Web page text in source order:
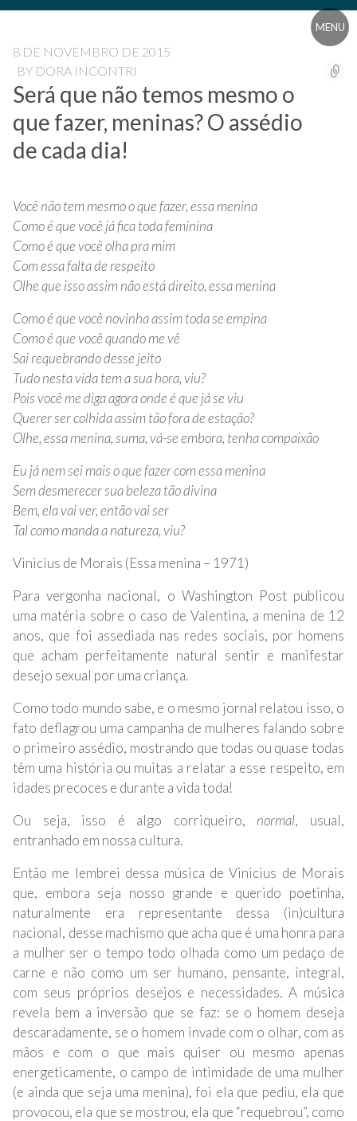
Pular
conteúdo
Blog
Livre
Pampédia
Universidade
Livre
Pampédia
MENU
8 DE NOVEMBRO DE 2015
BY DORA INCONTRI
Será que não temos mesmo o
que fazer, meninas? O assédio
de cada dia!
Você não tem mesmo o que fazer, essa menina
Como é que você já fica toda feminina
Como é que você olha pra mim
Com essa falta de respeito
Olhe que isso assim não está direito, essa menina
Como é que você novinha assim toda se empina
Como é que você quando me vê
Sai requebrando desse jeito
Tudo nesta vida tem a sua hora, viu?
Pois você me diga agora onde é que já se viu
Querer ser colhida assim tão fora de estação?
Olhe, essa menina, suma, vá-se embora, tenha compaixão
Eu já nem sei mais o que fazer com essa menina
Sem desmerecer sua beleza tão divina
Bem, ela vai ver, então vai ser
Tal como manda a natureza, viu?
Vinicius de Morais (Essa menina – 1971)
Para vergonha nacional, o Washington Post publicou
uma matéria sobre o caso de Valentina, a menina de 12
anos, que foi assediada nas redes sociais, por homens
que acham perfeitamente natural sentir e manifestar
desejo sexual por uma criança.
Como todo mundo sabe, e o mesmo jornal relatou isso, o
fato deflagrou uma campanha de mulheres falando sobre
o primeiro assédio, mostrando que todas ou quase todas
têm uma história ou muitas a relatar a esse respeito, em
idades precoces e durante a vida toda!
Ou seja, isso é algo corriqueiro, normal, usual,
entranhado em nossa cultura.
Então me lembrei dessa música de Vinicius de Morais
que, embora seja nosso grande e querido poetinha,
naturalmente era representante dessa (in)cultura
nacional, desse machismo que acha que é uma honra para
a mulher ser o tempo todo olhada como um pedaço de
carne e não como um ser humano, pensante, integral,
com seus próprios desejos e necessidades. A música
revela bem a inversão que se faz: se o homem deseja
descaradamente, se o homem invade com o olhar, com as
mãos e com o que mais quiser ou mesmo apenas
energeticamente, o campo de intimidade de uma mulher
(e ainda que seja uma menina), foi ela que pediu, ela que
provocou, ela que se mostrou, ela que “requebrou”, como